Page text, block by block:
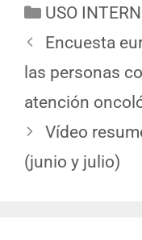
USO
Encuesta
las personas
atención
Vídeo
(junio y julio)